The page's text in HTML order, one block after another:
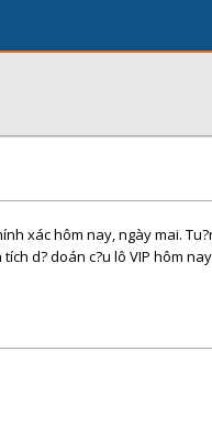
xác hôm nay, ngày mai.
d? doán c?u lô VIP hôm